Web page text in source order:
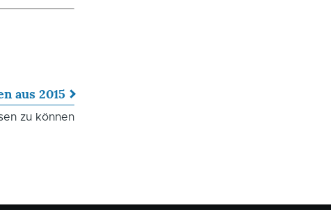
aus 2015
zu können